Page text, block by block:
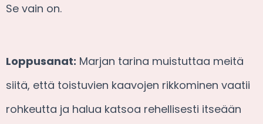
Se vain on.
Loppusanat: Marjan tarina muistuttaa meitä
siitä, että toistuvien kaavojen rikkominen vaatii
rohkeutta ja halua katsoa rehellisesti itseään